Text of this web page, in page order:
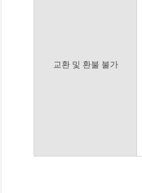
교환 및 환불 불가